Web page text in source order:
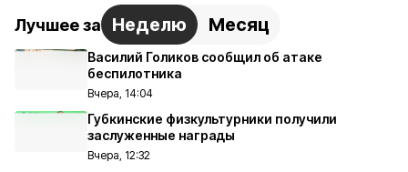
Лучшее за Неделю Месяц
Василий Голиков сообщил об атаке
беспилотника
Вчера, 14:04
Губкинские физкультурники получили
заслуженные награды
Вчера, 12:32